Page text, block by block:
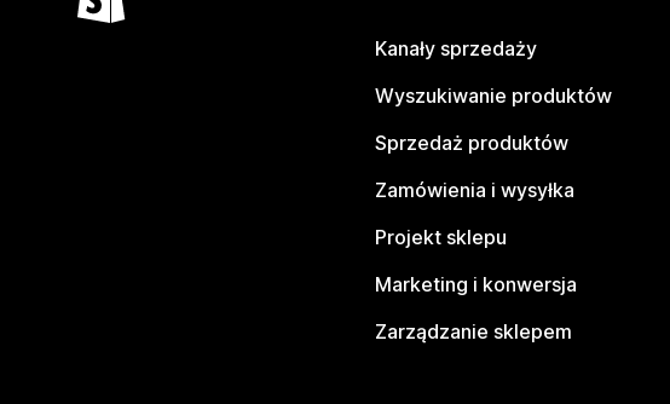
Kanały sprzedaży
Wyszukiwanie produktów
Sprzedaż produktów
Zamówienia i wysyłka
Projekt sklepu
Marketing i konwersja
Zarządzanie sklepem